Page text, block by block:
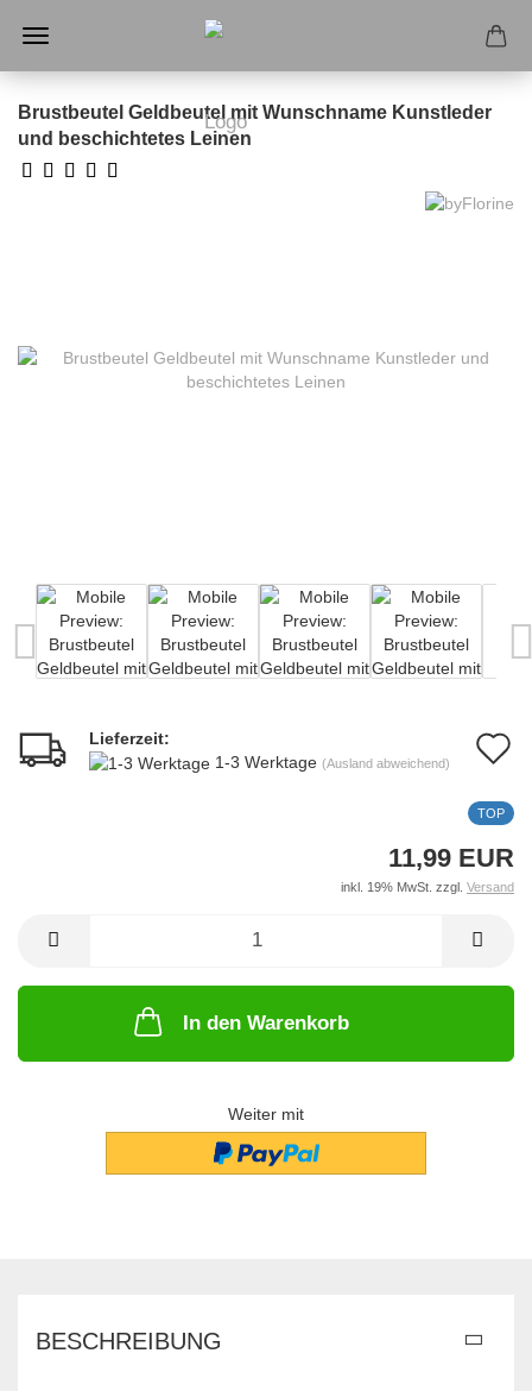
Brustbeutel Geldbeutel mit Wunschname Kunstleder
und beschichtetes Leinen
Lieferzeit:
1-3 Werktage (Ausland abweichend)
TOP
11,99 EUR
inkl. 19% MwSt. zzgl. Versand
In den Warenkorb
Weiter mit
BESCHREIBUNG